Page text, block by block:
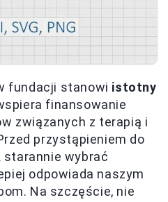
fundacji stanowi istotny
finansowanie
związanych z terapią i
przystąpieniem do
starannie wybrać
odpowiada naszym
Na szczęście, nie